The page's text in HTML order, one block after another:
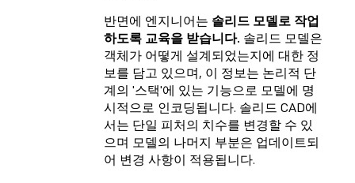
반면에 엔지니어는 솔리드 모델로 작업
하도록 교육을 받습니다. 솔리드 모델은
객체가 어떻게 설계되었는지에 대한 정
보를 담고 있으며, 이 정보는 논리적 단
계의 '스택'에 있는 기능으로 모델에 명
시적으로 인코딩됩니다. 솔리드 CAD에
서는 단일 피처의 치수를 변경할 수 있
으며 모델의 나머지 부분은 업데이트되
어 변경 사항이 적용됩니다.